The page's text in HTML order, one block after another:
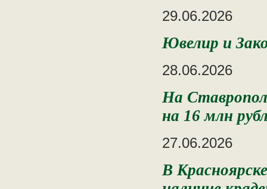
29.06.2026
Ювелир и
28.06.2026
На
на 16 млн
27.06.2026
В